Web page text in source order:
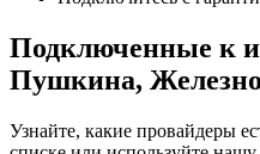
Подключенные к
Пушкина,
Узнайте, какие провайдеры